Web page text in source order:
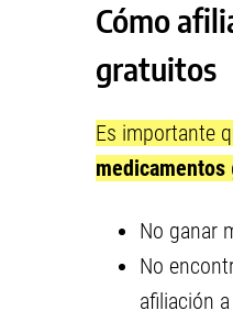
Cómo
gratuitos
Es importante
medicamentos
No ganar
No
afiliación